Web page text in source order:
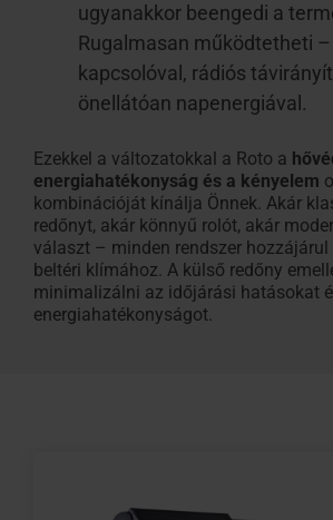
ugyanakkor beengedi a
Rugalmasan működtetheti
kapcsolóval, rádiós
önellátóan napenergiával.
Ezekkel a változatokkal a Roto a
energiahatékonyság és a kényelem
kombinációját kínálja Önnek. Akár
redőnyt, akár könnyű rolót, akár
választ – minden rendszer hozzájárul
beltéri klímához. A külső redőny
minimalizálni az időjárási hatásokat
energiahatékonyságot.